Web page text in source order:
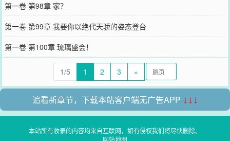
第一卷 第98章 家？
第一卷 第99章 我要你以绝代天骄的姿态登台
第一卷 第100章 琉璃盛会！
1/5 1 2 3 »
追看新章节，下载本站客户端无广告APP ↓↓↓
本站所有收录的内容均来自互联网，如有侵权我们将尽快删除。
网站地图